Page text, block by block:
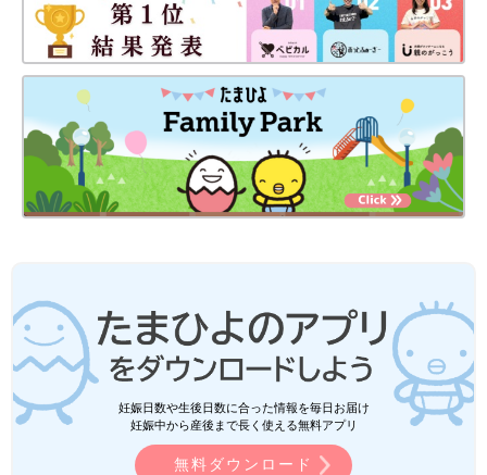
妊娠日数や生後日数に合った情報を毎日お届け
妊娠中から産後まで長く使える無料アプリ
無料ダウンロード